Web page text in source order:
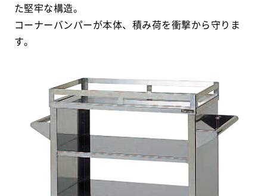
た堅牢な構造。
コーナーバンパーが本体、積み荷を衝撃から守りま
す。